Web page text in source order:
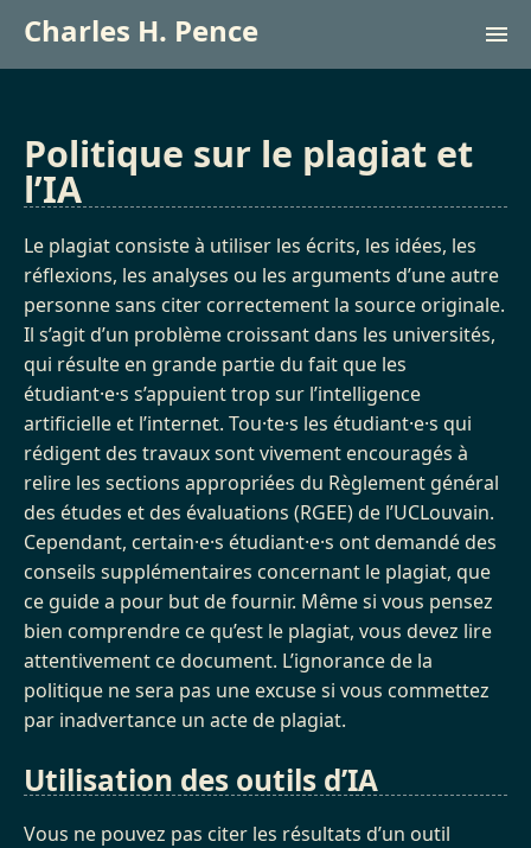
Charles H. Pence
Cours
English
Politique sur le plagiat et
l’IA
Le plagiat consiste à utiliser les écrits, les idées, les
réflexions, les analyses ou les arguments d’une autre
personne sans citer correctement la source originale.
Il s’agit d’un problème croissant dans les universités,
qui résulte en grande partie du fait que les
étudiant·e·s s’appuient trop sur l’intelligence
artificielle et l’internet. Tou·te·s les étudiant·e·s qui
rédigent des travaux sont vivement encouragés à
relire les sections appropriées du Règlement général
des études et des évaluations (RGEE) de l’UCLouvain.
Cependant, certain·e·s étudiant·e·s ont demandé des
conseils supplémentaires concernant le plagiat, que
ce guide a pour but de fournir. Même si vous pensez
bien comprendre ce qu’est le plagiat, vous devez lire
attentivement ce document. L’ignorance de la
politique ne sera pas une excuse si vous commettez
par inadvertance un acte de plagiat.
Utilisation des outils d’IA
Vous ne pouvez pas citer les résultats d’un outil